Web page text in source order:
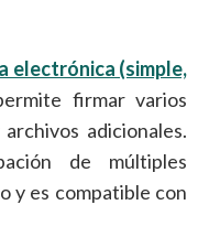
electrónica (simple,
firmar varios
adicionales.
de múltiples
y es compatible con